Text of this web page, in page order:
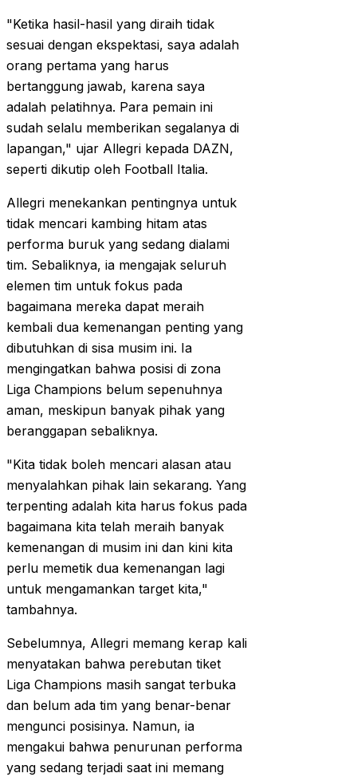
"Ketika hasil-hasil yang diraih tidak
sesuai dengan ekspektasi, saya adalah
orang pertama yang harus
bertanggung jawab, karena saya
adalah pelatihnya. Para pemain ini
sudah selalu memberikan segalanya di
lapangan," ujar Allegri kepada DAZN,
seperti dikutip oleh Football Italia.
Allegri menekankan pentingnya untuk
tidak mencari kambing hitam atas
performa buruk yang sedang dialami
tim. Sebaliknya, ia mengajak seluruh
elemen tim untuk fokus pada
bagaimana mereka dapat meraih
kembali dua kemenangan penting yang
dibutuhkan di sisa musim ini. Ia
mengingatkan bahwa posisi di zona
Liga Champions belum sepenuhnya
aman, meskipun banyak pihak yang
beranggapan sebaliknya.
"Kita tidak boleh mencari alasan atau
menyalahkan pihak lain sekarang. Yang
terpenting adalah kita harus fokus pada
bagaimana kita telah meraih banyak
kemenangan di musim ini dan kini kita
perlu memetik dua kemenangan lagi
untuk mengamankan target kita,"
tambahnya.
Sebelumnya, Allegri memang kerap kali
menyatakan bahwa perebutan tiket
Liga Champions masih sangat terbuka
dan belum ada tim yang benar-benar
mengunci posisinya. Namun, ia
mengakui bahwa penurunan performa
yang sedang terjadi saat ini memang